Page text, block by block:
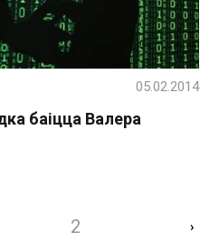
баіцца Валера
05.02.2014
2 ›